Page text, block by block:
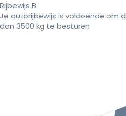
Rijbewijs B
Je autorijbewijs is voldoende om
dan 3500 kg te besturen